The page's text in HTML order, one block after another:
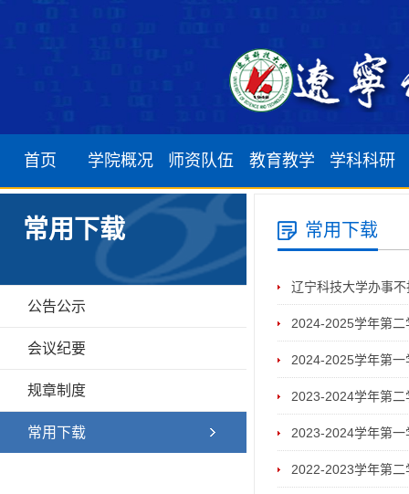
首页 学院概况
学院简介
机构设置
学院领导
师资队伍
软件工程系
网络工程系
计算机科学与技术系
物联网工程系
数据科学与大数据系
教育教学
研究生培养
留学生培养
学科科研
学术科研
常用下载
公告公示
会议纪要
规章制度
常用下载
常用下载
辽宁科技大学办事
2024-2025学年第二
2024-2025学年第一
2023-2024学年第二
2023-2024学年第一
2022-2023学年第二